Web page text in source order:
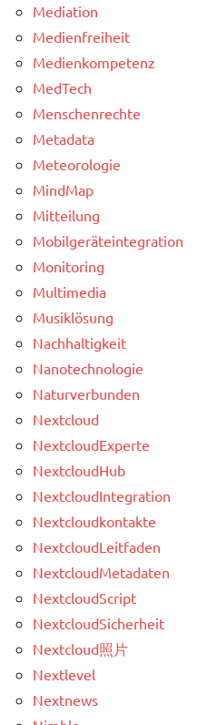
Mediation
Medienfreiheit
Medienkompetenz
MedTech
Menschenrechte
Metadata
Meteorologie
MindMap
Mitteilung
Mobilgeräteintegration
Monitoring
Multimedia
Musiklösung
Nachhaltigkeit
Nanotechnologie
Naturverbunden
Nextcloud
NextcloudExperte
NextcloudHub
NextcloudIntegration
Nextcloudkontakte
NextcloudLeitfaden
NextcloudMetadaten
NextcloudScript
NextcloudSicherheit
Nextcloud照片
Nextlevel
Nextnews